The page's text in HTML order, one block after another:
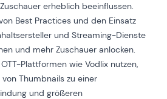
erheblich beeinflussen.
Best Practices und den Einsatz
und Streaming-Dienste
und mehr Zuschauer anlocken.
Plattformen wie Vodlix nutzen,
Thumbnails zu einer
und größeren